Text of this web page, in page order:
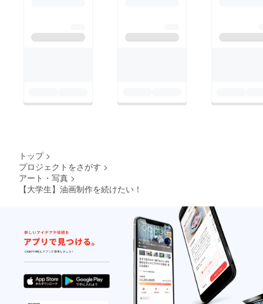
トップ >
プロジェクトをさがす >
アート・写真 >
【大学生】油画制作を続けたい！